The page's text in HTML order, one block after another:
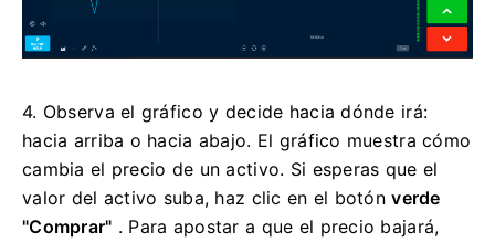
4. Observa el gráfico y decide hacia dónde irá:
hacia arriba o hacia abajo. El gráfico muestra cómo
cambia el precio de un activo. Si esperas que el
valor del activo suba, haz clic en el botónverde
"Comprar" . Para apostar a que el precio bajará,